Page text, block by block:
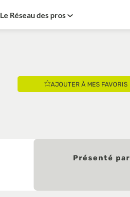
Le Réseau des pros
AJOUTER À MES FAVORIS
Présenté par